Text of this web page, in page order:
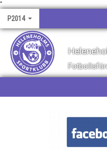
"
P2014